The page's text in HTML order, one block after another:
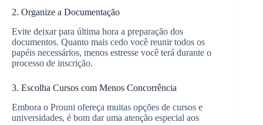
2. Organize a Documentação
Evite deixar para última hora a preparação dos
documentos. Quanto mais cedo você reunir todos os
papéis necessários, menos estresse você terá durante o
processo de inscrição.
3. Escolha Cursos com Menos Concorrência
Embora o Prouni ofereça muitas opções de cursos e
universidades, é bom dar uma atenção especial aos